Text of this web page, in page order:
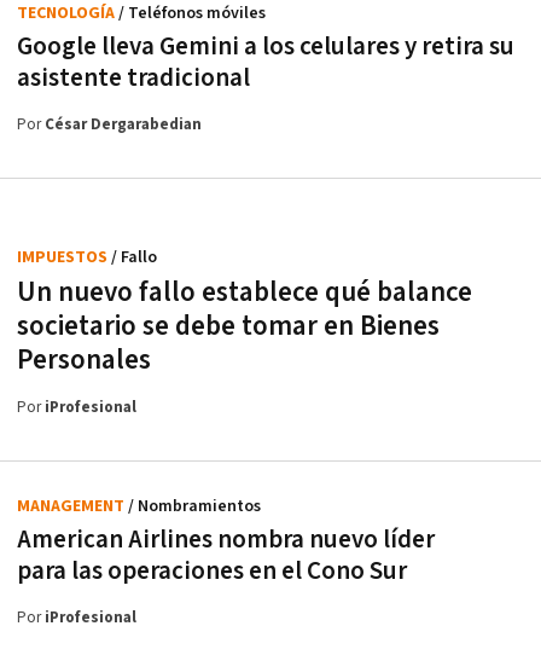
Google lleva Gemini a los celulares y retira su
asistente tradicional
TECNOLOGÍA/ Teléfonos móviles
PorCésar Dergarabedian
Un nuevo fallo establece qué balance
societario se debe tomar en Bienes
Personales
IMPUESTOS / Fallo
PoriProfesional
American Airlines nombra nuevo líder
para las operaciones en el Cono Sur
MANAGEMENT / Nombramientos
PoriProfesional